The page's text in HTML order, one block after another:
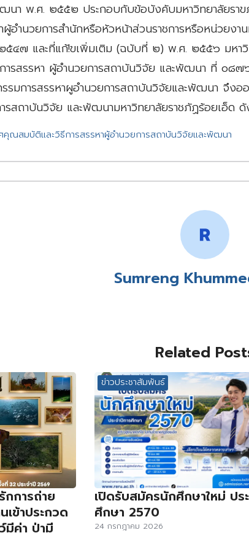
นา พ.ศ. ๒๕๕๒ ประกอบกับข้อบังคับมหาวิทยาลัยรา
ผู้อำนวยการสำนักหรือหัวหน้าส่วนราชการหรือหน่วยงา
๕๔๗ และที่แก้!ขเพิ่มเติม (ฉบับที่ ๒) พ.ศ. ๒๕๕๖ มหา
ารสรรหา ผู้อำนวยการสถาบันวิจัย และพัฒนา ที่ ๐
รมการสรรหาผูอำนวยการสถาบันวิจัยและพัฒนา จึงอ
รสถาบันวิจัย และพัฒนามหาวิทยาลัยราชภัฏร้อยเอ็ด
คุณสมบัติและวิธีการสรรหาผู้อำนวยการสถาบันวิจัยและพัฒนา
Sumreng
Related
การถ่าย
ข้าประกวด
มีค่า ป่ามี
ข่าวประชาสัมพันธ์
เปิดรับสมัครนักศึกษาใหม่ ปร
ศึกษา 2570
24 กรกฎาคม 2026